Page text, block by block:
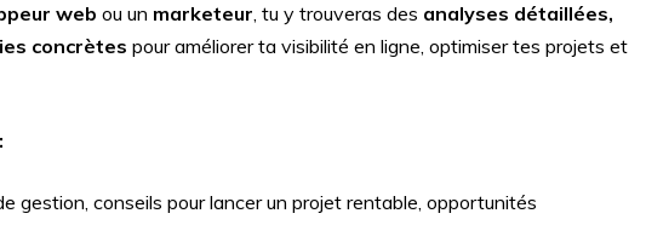
web ou un marketeur, tu y trouveras des analyses détaillées,
concrètes pour améliorer ta visibilité en ligne, optimiser tes projets et
gestion, conseils pour lancer un projet rentable, opportunités